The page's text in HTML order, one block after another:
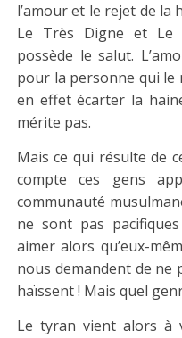
l’amour et le rejet de la
Le Très Digne et Le
possède le salut.
pour la personne qui le
en effet écarter la
mérite pas.
Mais ce qui résulte de
compte ces gens
communauté
ne sont pas
aimer alors qu’eux-
nous demandent de ne
haïssent ! Mais quel
Le tyran vient alors à